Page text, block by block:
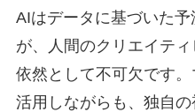
AIはデータに基づいた
が、人間のクリエイテ
依然として不可欠です
活用しながらも、独自